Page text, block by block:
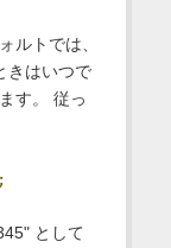
ルトでは、
きはいつで
す。 従っ
;
として